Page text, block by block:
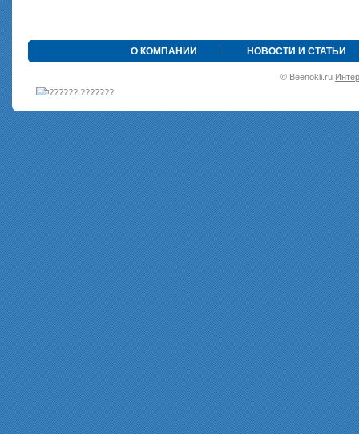
О КОМПАНИИ НОВОСТИ И СТАТЬИ
© Beenokli.ru
•